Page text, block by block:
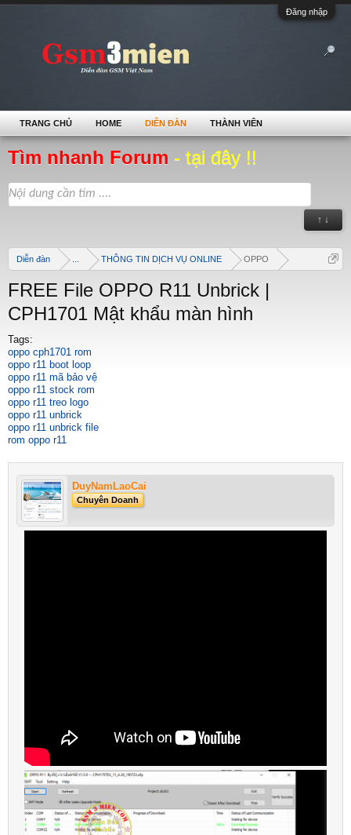
Đăng nhập
Tìm nhanh Forum - tại đây !!
↑ ↓
Diễn đàn THÔNG TIN DỊCH VỤ ONLINE OPPO
FREE File OPPO R11 Unbrick |
CPH1701 Mật khẩu màn hình
Tags:
oppo cph1701 rom
oppo r11 boot loop
oppo r11 mã bảo vệ
oppo r11 stock rom
oppo r11 treo logo
oppo r11 unbrick
oppo r11 unbrick file
rom oppo r11
DuyNamLaoCai
Chuyên Doanh
TRANG CHỦ HOME DIỄN ĐÀN THÀNH VIÊN